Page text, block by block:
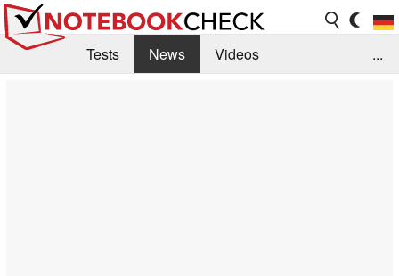
Tests News
Videos
...